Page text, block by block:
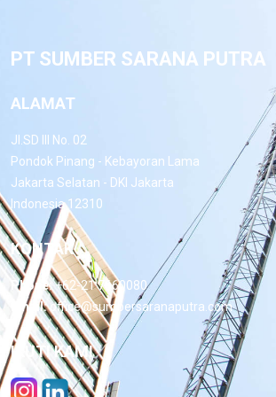
PT SUMBER SARANA PUTRA
ALAMAT
Jl.SD III No. 02
Pondok Pinang - Kebayoran Lama
Jakarta Selatan - DKI Jakarta
Indonesia 12310
KONTAK
Phone: +62-21 7660080
Email:office@sumbersaranaputra.com
IKUTI KAMI